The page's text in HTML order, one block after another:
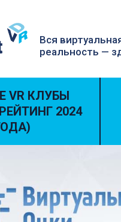
Вся
реальность —
VR КЛУБЫ
2024